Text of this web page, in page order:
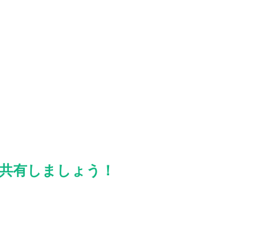
しましょう！